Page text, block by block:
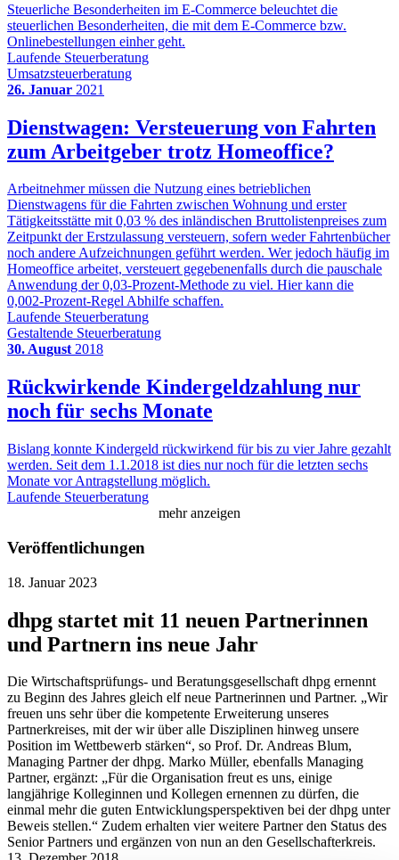
Steuerliche Besonderheiten im E-Commerce beleuchtet die
steuerlichen Besonderheiten, die mit dem E-Commerce bzw.
Onlinebestellungen einher geht.
Laufende Steuerberatung
Umsatzsteuerberatung
26. Januar 2021
Dienstwagen: Versteuerung von Fahrten
zum Arbeitgeber trotz Homeoffice?
Arbeitnehmer müssen die Nutzung eines betrieblichen
Dienstwagens für die Fahrten zwischen Wohnung und erster
Tätigkeitsstätte mit 0,03 % des inländischen Bruttolistenpreises zum
Zeitpunkt der Erstzulassung versteuern, sofern weder Fahrtenbücher
noch andere Aufzeichnungen geführt werden. Wer jedoch häufig im
Homeoffice arbeitet, versteuert gegebenenfalls durch die pauschale
Anwendung der 0,03-Prozent-Methode zu viel. Hier kann die
0,002-Prozent-Regel Abhilfe schaffen.
Laufende Steuerberatung
Gestaltende Steuerberatung
30. August2018
Rückwirkende Kindergeldzahlung nur
noch für sechs Monate
Bislang konnte Kindergeld rückwirkend für bis zu vier Jahre gezahlt
werden. Seit dem 1.1.2018 ist dies nur noch für die letzten sechs
Monate vor Antragstellung möglich.
Laufende Steuerberatung
mehr anzeigen
Veröffentlichungen
18. Januar 2023
dhpg startet mit 11 neuen Partnerinnen
und Partnern ins neue Jahr
Die Wirtschaftsprüfungs- und Beratungsgesellschaft dhpg ernennt
zu Beginn des Jahres gleich elf neue Partnerinnen und Partner. „Wir
freuen uns sehr über die kompetente Erweiterung unseres
Partnerkreises, mit der wir über alle Disziplinen hinweg unsere
Position im Wettbewerb stärken“, so Prof. Dr. Andreas Blum,
Managing Partner der dhpg. Marko Müller, ebenfalls Managing
Partner, ergänzt: „Für die Organisation freut es uns, einige
langjährige Kolleginnen und Kollegen ernennen zu dürfen, die
einmal mehr die guten Entwicklungsperspektiven bei der dhpg unter
Beweis stellen.“ Zudem erhalten vier weitere Partner den Status des
Senior Partners und ergänzen von nun an den Gesellschafterkreis.